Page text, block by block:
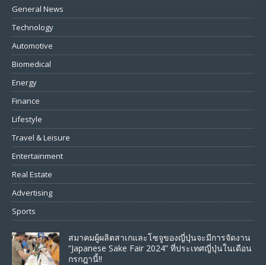
General News
Technology
Automotive
Biomedical
Energy
Finance
Lifestyle
Travel & Leisure
Entertainment
Real Estate
Advertising
Sports
สมาคมผู้ผลิตสาเกและโซจูของญี่ปุ่นจะมีการจัดงาน
“Japanese Sake Fair 2024” ที่ประเทศญี่ปุ่นในเดือน
กรกฎานี้!!